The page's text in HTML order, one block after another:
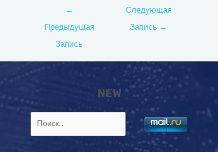
записям
←
Предыдущая
Запись
Следующая
Запись →
NEW